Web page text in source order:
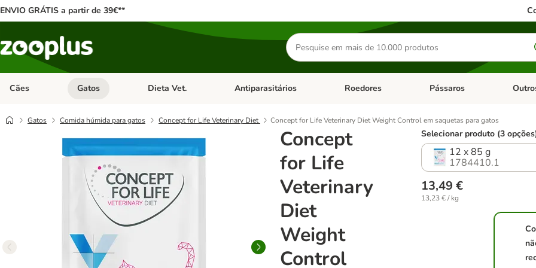
ENVIO GRÁTIS a partir de 39€**
Pesquisar
produtos
Cães Abrir menu de categoria: Cães
Gatos Abrir menu de categoria: Gatos
Dieta Vet. Abrir menu de categoria: Dieta Vet.
Antiparasitários Abrir menu de categoria: Antiparasitários
Roedores Abrir menu de categoria:
Pássaros Abrir
Gatos Comida húmida para gatos Concept for Life Veterinary Diet Concept for Life Veterinary Diet Weight Control em saquetas para gatos
Concept
for Life
Veterinary
Diet
Weight
Control
Selecionar produto (3
12 x 85 g
1784410.1
13,49 €
13,23 € / kg